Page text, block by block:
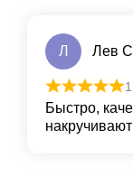
Л Лев
Быстро,